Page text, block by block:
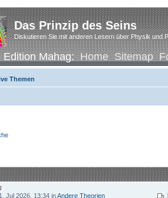
Das Prinzip des Seins
Diskutieren Sie mit anderen Lesern über Physik und
Edition Mahag:Home Sitemap
Themen
Jul 2026, 13:34 inAndere Theorien